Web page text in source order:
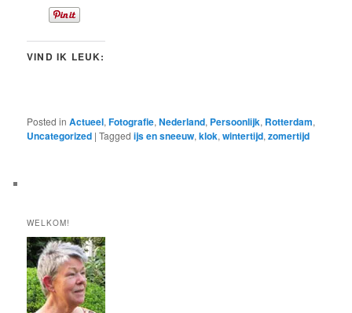
VIND IK LEUK:
Posted in Actueel,Fotografie,Nederland, Persoonlijk, Rotterdam,
Uncategorized |Tagged ijs en sneeuw,klok,wintertijd,zomertijd
WELKOM!